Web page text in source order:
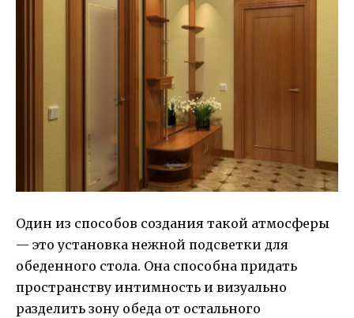
Один из способов создания такой атмосферы
— это установка нежной подсветки для
обеденного стола. Она способна придать
пространству интимность и визуально
разделить зону обеда от остального